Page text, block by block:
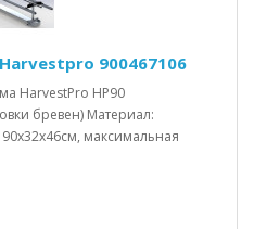
900467106
HarvestPro HP90
бревен) Материал:
максимальная